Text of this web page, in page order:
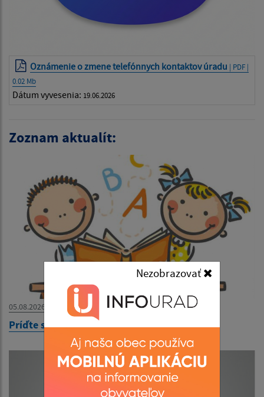
Nezobrazovať
Oznámenie o zmene telefónnych kontaktov úradu | PDF |
0.02 Mb
Dátum vyvesenia: 19.06.2026
Zoznam aktualít:
05.08.2026
Príďte sa opýtať, ako sa učia deti po novom